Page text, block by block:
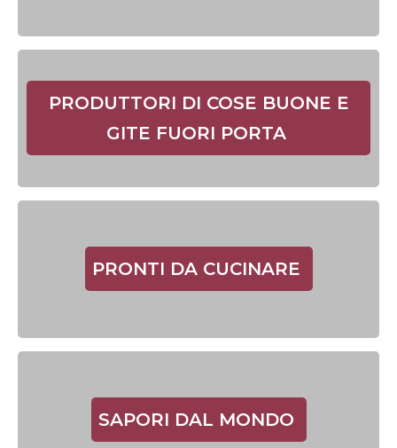
PRODUTTORI DI COSE BUONE E
GITE FUORI PORTA
PRONTI DA CUCINARE
SAPORI DAL MONDO